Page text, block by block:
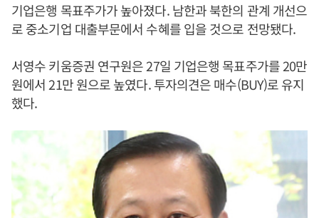
기업은행 목표주가가 높아졌다. 남한과 북한의 관계 개선으
로 중소기업 대출부문에서 수혜를 입을 것으로 전망됐다.
서영수 키움증권 연구원은 27일 기업은행 목표주가를 20만
원에서 21만 원으로 높였다. 투자의견은 매수(BUY)로 유지
했다.